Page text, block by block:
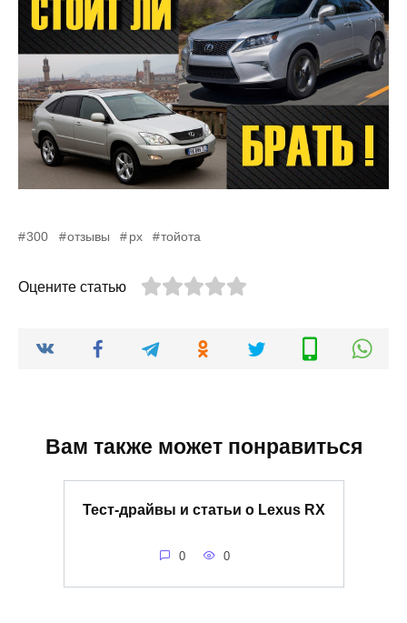
300 отзывы рх тойота
Оцените статью
Вам также может понравиться
Тест-драйвы и статьи о Lexus RX
0 0